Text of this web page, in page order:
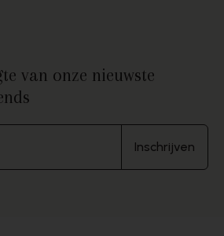
van onze nieuwste
Inschrijven